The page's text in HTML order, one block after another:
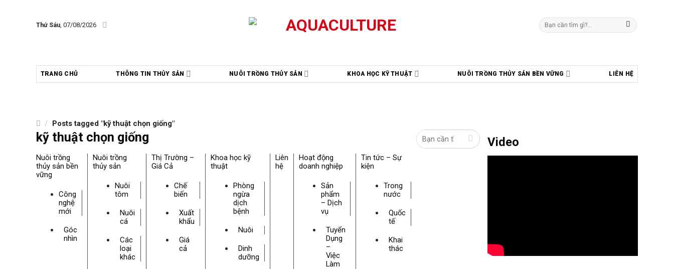
Thứ Sáu, 07/08/2026
Tìm
kiếm:
TRANG CHỦ THÔNG TIN THỦY SẢN NUÔI TRỒNG THỦY SẢN KHOA HỌC KỸ THUẬT NUÔI TRỒNG THỦY SẢN BỀN VỮNG LIÊN HỆ
/ Posts tagged "kỹ thuật chọn giống"
kỹ thuật chọn giống
Nuôi trồng
thủy sản bền
vững
Công
nghệ
mới
Góc
nhìn
Nuôi trồng
thủy sản
Nuôi
tôm
Nuôi
cá
Các
loại
khác
Thị Trường –
Giá Cả
Chế
biến
Xuất
khẩu
Giá
cả
Khoa học kỹ
thuật
Phòng
ngừa
dịch
bệnh
Nuôi
Dinh
dưỡng
Liên
hệ
Hoạt động
doanh nghiệp
Sản
phẩm
– Dịch
vụ
Tuyển
Dụng
–
Việc
Làm
Tin tức – Sự
kiện
Trong
nước
Quốc
tế
Khai
thác
Video